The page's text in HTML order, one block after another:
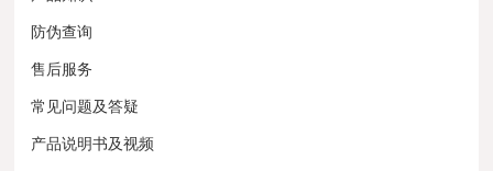
防伪查询
售后服务
常见问题及答疑
产品说明书及视频